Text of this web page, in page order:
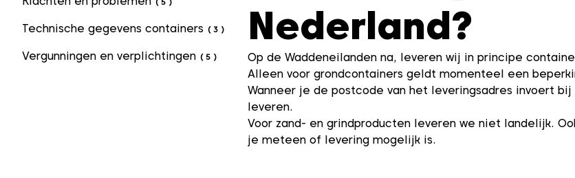
Technische gegevens containers ( 3 )
Vergunningen en verplichtingen ( 5 )
Nederland?
Op de Waddeneilanden na, leveren wij in principe
Alleen voor grondcontainers geldt momenteel een
Wanneer je de postcode van het leveringsadres invoert
leveren.
Voor zand- en grindproducten leveren we niet landelijk.
je meteen of levering mogelijk is.